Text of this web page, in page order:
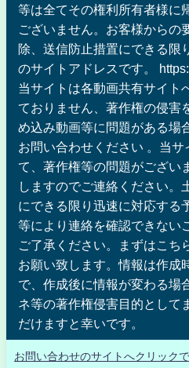
等は全てその権利所有者様に
ございません。お客様からの
除、送信防止措置にできる限
のサイトアドレスです。
当サイトは各動画共有サイト
ておりません、著作権の侵害
め込み動画等に問題がある場
お問い合わせください 。当
て、著作権等の問題がござい
しますのでご連絡ください。
にできる限り迅速に対応する
等により連絡を確認できない
ご了承ください。まずはこち
お願い致します。情報は作成
で、作成後に情報が変わる場
ネ等の著作権侵害目的として
だけますと幸いです。
お問い合わせのサイトへクリック